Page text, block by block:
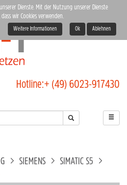
Hotline:+ (49) 6023-917430
SIEMENS
SIMATIC S5
Dienste. Mit der Nutzung unserer Dienste
wir Cookies verwenden.
Weitere Informationen Ok Ablehnen